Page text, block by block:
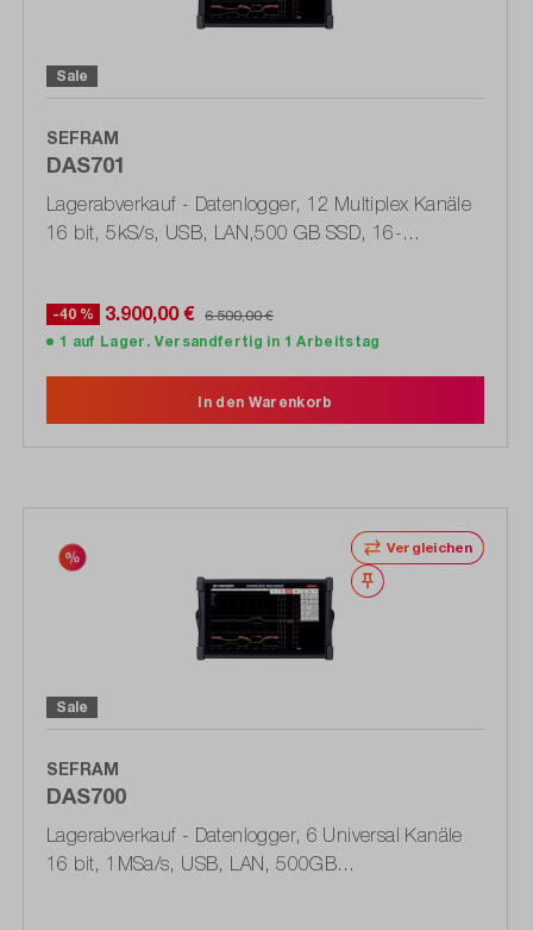
Sale
SEFRAM
DAS701
Lagerabverkauf - Datenlogger, 12 Multiplex Kanäle
16 bit, 5kS/s, USB, LAN,500 GB SSD, 16-
-40 % 3.900,00 € 6.500,00 €
1 auf Lager. Versandfertig in 1 Arbeitstag
In den Warenkorb
Vergleichen
Merken
Sale
SEFRAM
DAS700
Lagerabverkauf - Datenlogger, 6 Universal Kanäle
16 bit, 1MSa/s, USB, LAN, 500GB